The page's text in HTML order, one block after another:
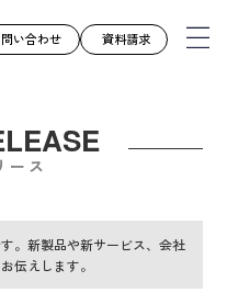
い合わせ 資料請求
ース
。新製品や新サービス、会社
伝えします。